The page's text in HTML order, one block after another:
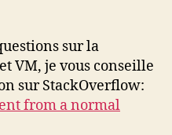
sur la
VM, je vous conseille
sur StackOverflow:
from a normal